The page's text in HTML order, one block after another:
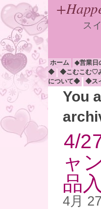
ス
ホーム ◆営業日
◆
◆こむこむ♡
について◆
◆ス
You
4/
ャ
品
4月